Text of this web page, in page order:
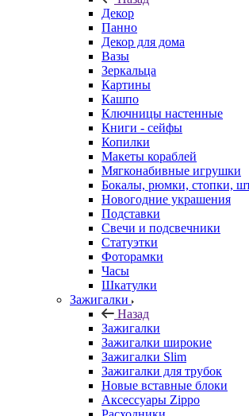
Декор
Панно
Декор для дома
Вазы
Зеркальца
Картины
Кашпо
Ключницы настенные
Книги - сейфы
Копилки
Макеты кораблей
Мягконабивные игрушки
Бокалы, рюмки, стопки,
Новогодние украшения
Подставки
Свечи и подсвечники
Статуэтки
Фоторамки
Часы
Шкатулки
Зажигалки
Назад
Зажигалки
Зажигалки широкие
Зажигалки Slim
Зажигалки для трубок
Новые вставные блоки
Аксессуары Zippo